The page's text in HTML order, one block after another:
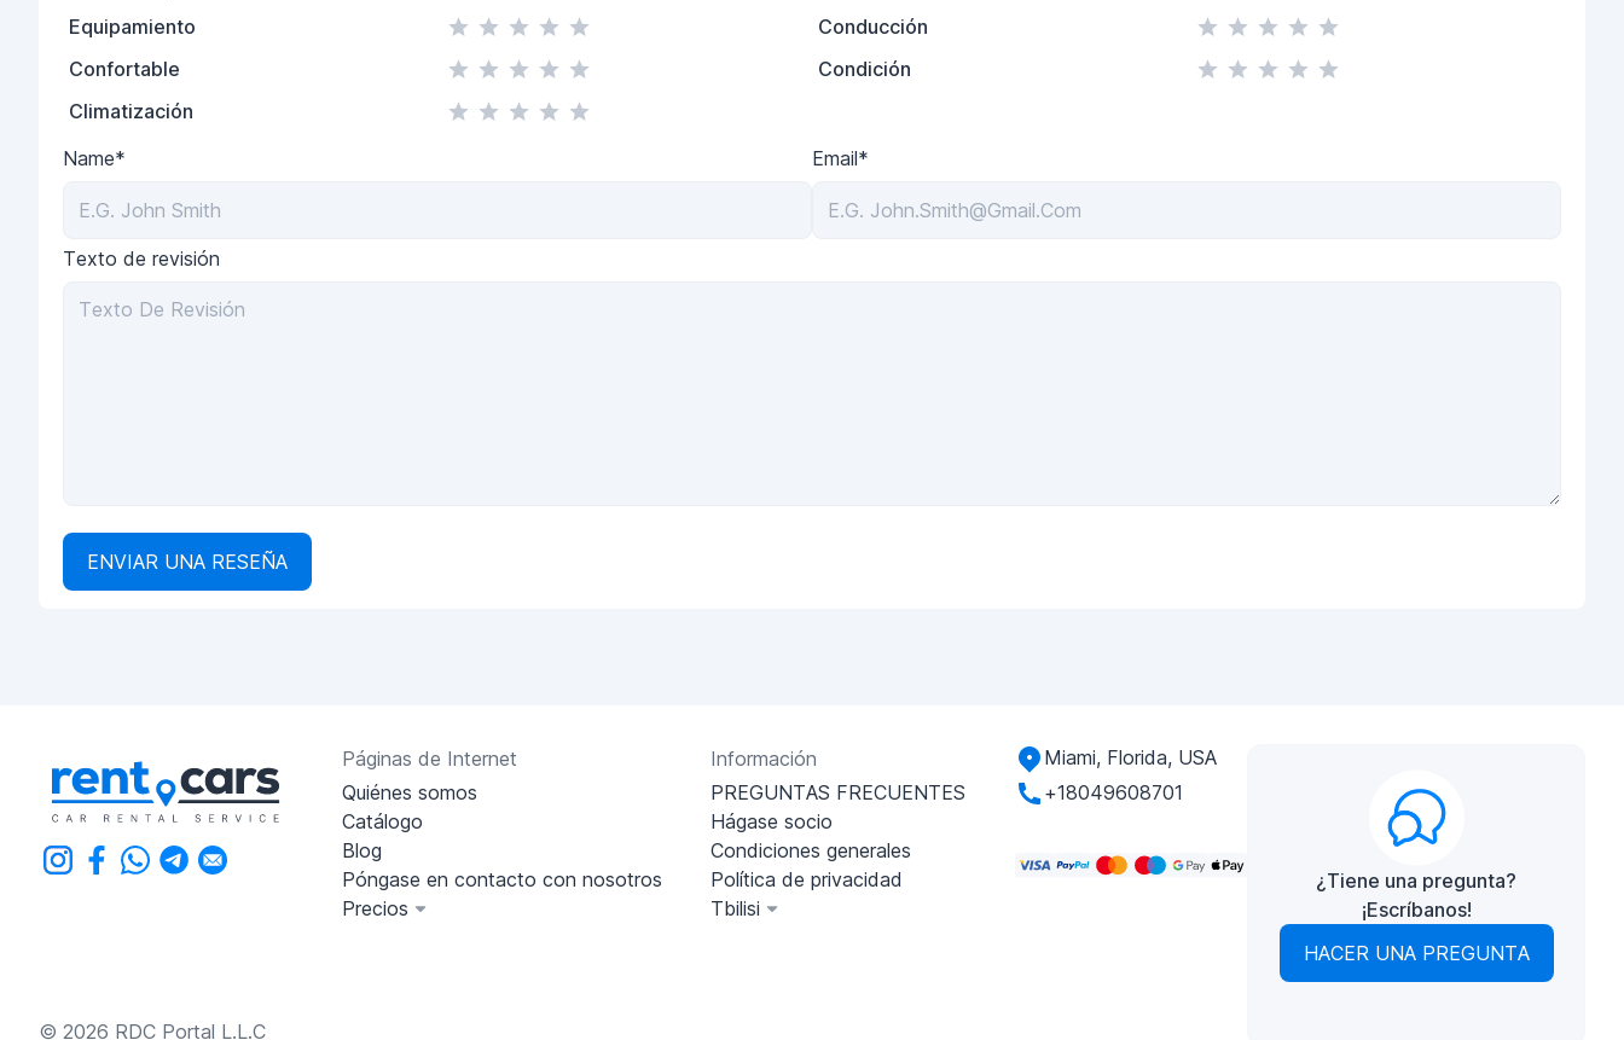
Equipamiento
Confortable
Climatización
Conducción
Condición
Name* Email*
Texto de revisión
ENVIAR UNA RESEÑA
© 2026 RDC Portal L.L.C
Páginas de Internet
Quiénes somos
Catálogo
Blog
Póngase en contacto con nosotros
Precios
Información
PREGUNTAS FRECUENTES
Hágase socio
Condiciones generales
Política de privacidad
Tbilisi
Miami, Florida, USA
+18049608701
¿Tiene una pregunta?
¡Escríbanos!
HACER UNA PREGUNTA